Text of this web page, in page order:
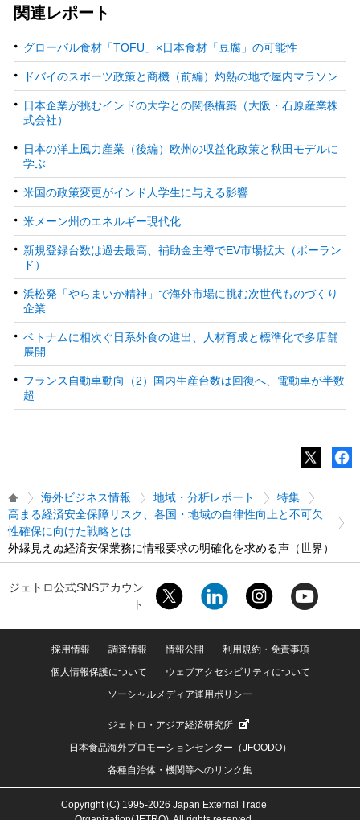
関連レポート
グローバル食材「TOFU」×日本食材「豆腐」の可能性
ドバイのスポーツ政策と商機（前編）灼熱の地で屋内マラソン
日本企業が挑むインドの大学との関係構築（大阪・石原産業株
式会社）
日本の洋上風力産業（後編）欧州の収益化政策と秋田モデルに
学ぶ
米国の政策変更がインド人学生に与える影響
米メーン州のエネルギー現代化
新規登録台数は過去最高、補助金主導でEV市場拡大（ポーラン
ド）
浜松発「やらまいか精神」で海外市場に挑む次世代ものづくり
企業
ベトナムに相次ぐ日系外食の進出、人材育成と標準化で多店舗
展開
フランス自動車動向（2）国内生産台数は回復へ、電動車が半数
超
海外ビジネス情報 地域・分析レポート
特集
高まる経済安全保障リスク、各国・地域の自律性向上と不可欠
性確保に向けた戦略とは
外縁見えぬ経済安保業務に情報要求の明確化を求める声（世界）
ジェトロ公式SNSアカウン
ト
採用情報 調達情報 情報公開
利用規約・免責事項
個人情報保護について
ウェブアクセシビリティについて
ソーシャルメディア運用ポリシー
ジェトロ・アジア経済研究所
日本食品海外プロモーションセンター（JFOODO）
各種自治体・機関等へのリンク集
Copyright (C) 1995-2026 Japan External Trade